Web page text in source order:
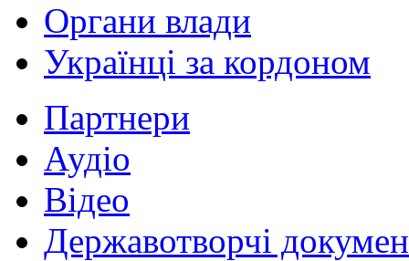
Органи влади
Українці за кордоном
Партнери
Аудіо
Відео
Державотворчі